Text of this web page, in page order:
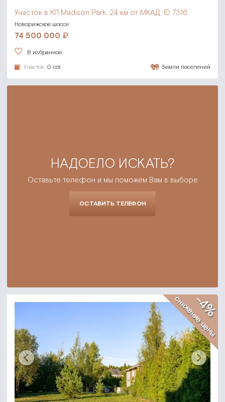
Участок в КП Madison Park, 24 км от МКАД, ID 7316
Новорижское шоссе
74 500 000
В избранное
Участок: 0 сот. Земли поселений
НАДОЕЛО ИСКАТЬ?
Оставьте телефон и мы поможем Вам в выборе
ОСТАВИТЬ ТЕЛЕФОН
-4%
снижение цены